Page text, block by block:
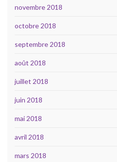
novembre 2018
octobre 2018
septembre 2018
août 2018
juillet 2018
juin 2018
mai 2018
avril 2018
mars 2018